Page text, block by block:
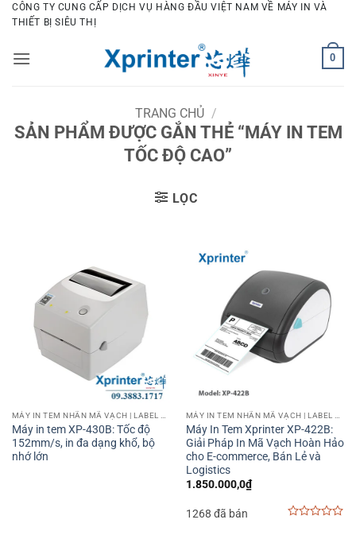
Bỏ
qua
dung
CÔNG TY CUNG CẤP DỊCH VỤ HÀNG ĐẦU VIỆT NAM VỀ MÁY IN VÀ
THIẾT BỊ SIÊU THỊ
0
TRANG CHỦ /
SẢN PHẨM ĐƯỢC GẮN THẺ “MÁY IN TEM
TỐC ĐỘ CAO”
LỌC
Máy in tem XP-430B: Tốc độ
152mm/s, in đa dạng khổ, bộ
nhớ lớn
Máy In Tem Xprinter XP-422B:
Giải Pháp In Mã Vạch Hoàn Hảo
cho E-commerce, Bán Lẻ và
Logistics
1.850.000,0₫
1268 đã bán